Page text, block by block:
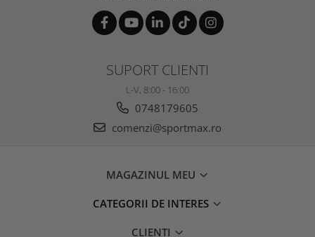
SUPORT CLIENTI
L-V, 8:00 - 16:00
0748179605
comenzi@sportmax.ro
MAGAZINUL MEU
CATEGORII DE INTERES
CLIENTI